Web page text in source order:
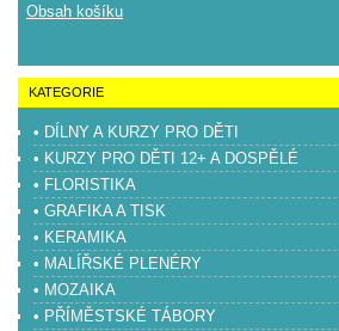
Obsah košíku
KATEGORIE
• DÍLNY A KURZY PRO DĚTI
• KURZY PRO DĚTI 12+ A DOSPĚLÉ
• FLORISTIKA
• GRAFIKA A TISK
• KERAMIKA
• MALÍŘSKÉ PLENÉRY
• MOZAIKA
• PŘÍMĚSTSKÉ TÁBORY